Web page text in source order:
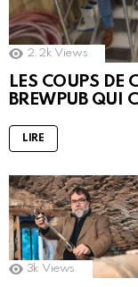
2.2k Views
LES COUPS DE
BREWPUB QUI
LIRE
3k Views